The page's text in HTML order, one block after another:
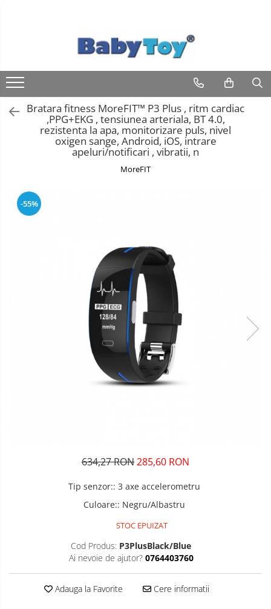
Bratara fitness MoreFIT™ P3 Plus , ritm cardiac
,PPG+EKG , tensiunea arteriala, BT 4.0,
rezistenta la apa, monitorizare puls, nivel
oxigen sange, Android, iOS, intrare
apeluri/notificari , vibratii, n
MoreFIT
-55%
634,27 RON285,60 RON
Tip senzor:: 3 axe accelerometru
Culoare:: Negru/Albastru
STOC EPUIZAT
Cod Produs: P3PlusBlack/Blue
Ai nevoie de ajutor? 0764403760
Adauga la Favorite Cere informatii